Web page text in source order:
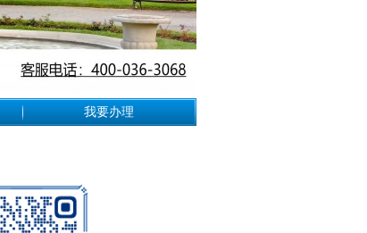
我要办理